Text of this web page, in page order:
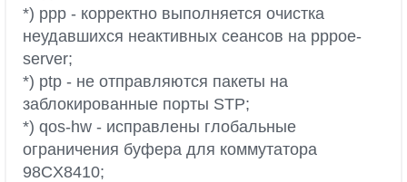
*) ppp - корректно выполняется очистка
неудавшихся неактивных сеансов на pppoe-
server;
*) ptp - не отправляются пакеты на
заблокированные порты STP;
*) qos-hw - исправлены глобальные
ограничения буфера для коммутатора
98CX8410;